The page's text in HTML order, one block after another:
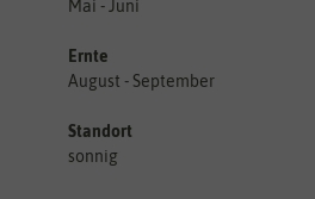
Mai - Juni
Ernte
August - September
Standort
sonnig